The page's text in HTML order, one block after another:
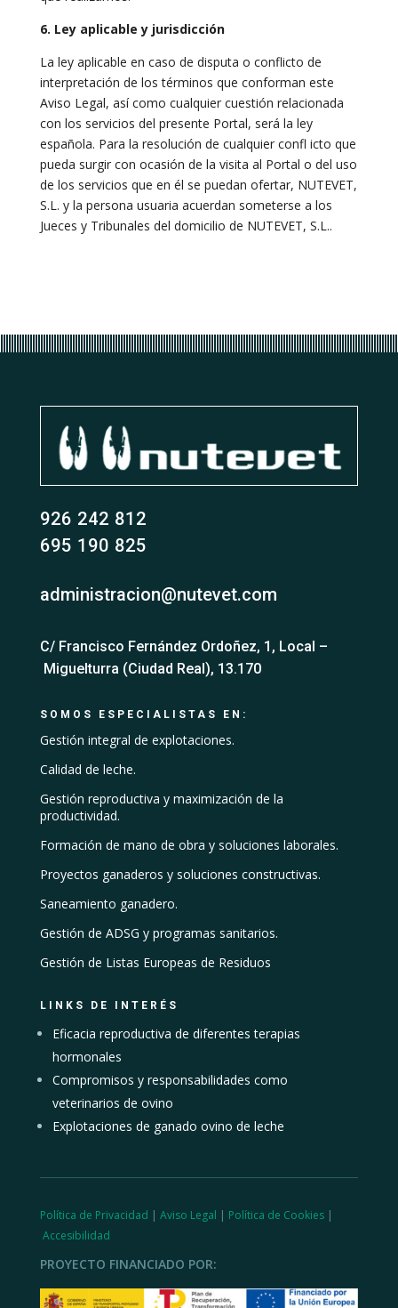
6. Ley aplicable y jurisdicción
La ley aplicable en caso de disputa o conflicto de
interpretación de los términos que conforman este
Aviso Legal, así como cualquier cuestión relacionada
con los servicios del presente Portal, será la ley
española. Para la resolución de cualquier confl icto que
pueda surgir con ocasión de la visita al Portal o del uso
de los servicios que en él se puedan ofertar, NUTEVET,
S.L. y la persona usuaria acuerdan someterse a los
Jueces y Tribunales del domicilio de NUTEVET, S.L..
926 242 812
695 190 825
administracion@nutevet.com
C/ Francisco Fernández Ordoñez, 1, Local –
Miguelturra (Ciudad Real), 13.170
SOMOS ESPECIALISTAS EN:
Gestión integral de explotaciones.
Calidad de leche.
Gestión reproductiva y maximización de la
productividad.
Formación de mano de obra y soluciones laborales.
Proyectos ganaderos y soluciones constructivas.
Saneamiento ganadero.
Gestión de ADSG y programas sanitarios.
Gestión de Listas Europeas de Residuos
LINKS DE INTERÉS
Eficacia reproductiva de diferentes terapias
hormonales
Compromisos y responsabilidades como
veterinarios de ovino
Explotaciones de ganado ovino de leche
Política de Privacidad | Aviso Legal | Política de Cookies|
Accesibilidad
PROYECTO FINANCIADO POR: